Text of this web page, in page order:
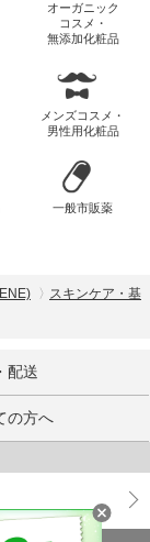
オーガニック
コスメ・
無添加化粧品
メンズコスメ・
男性用化粧品
一般市販薬
スキンケア・基
配送
の方へ